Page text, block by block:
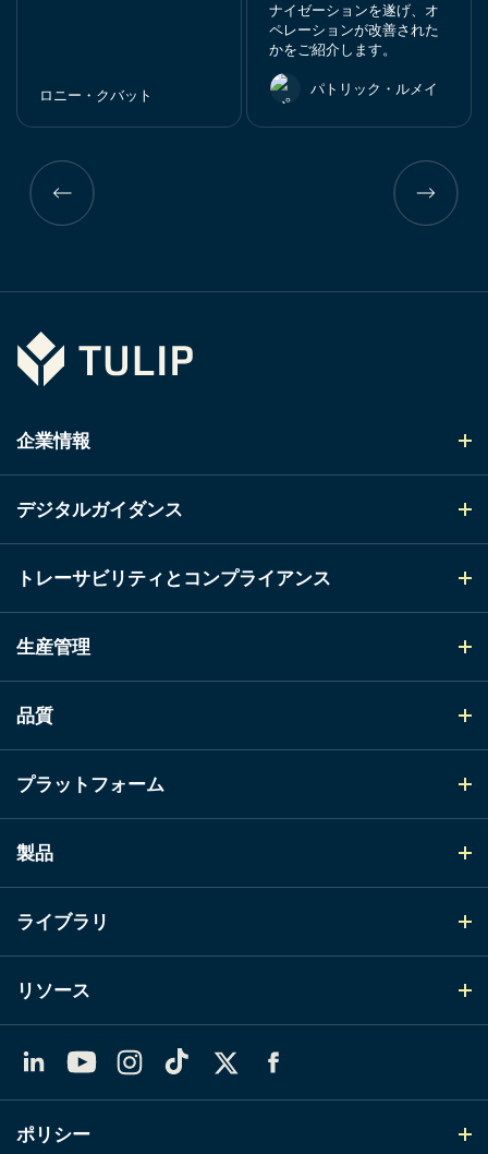
ロニー・クバット
ナイゼーションを遂げ、オ
ペレーションが改善された
かをご紹介します。
パトリック・ルメイ
の
前
の
Tulip
企業情報
デジタルガイダンス
トレーサビリティとコンプライアンス
生産管理
品質
プラットフォーム
製品
ライブラリ
リソース
YouTubeInstagram
TikTok
ポリシー